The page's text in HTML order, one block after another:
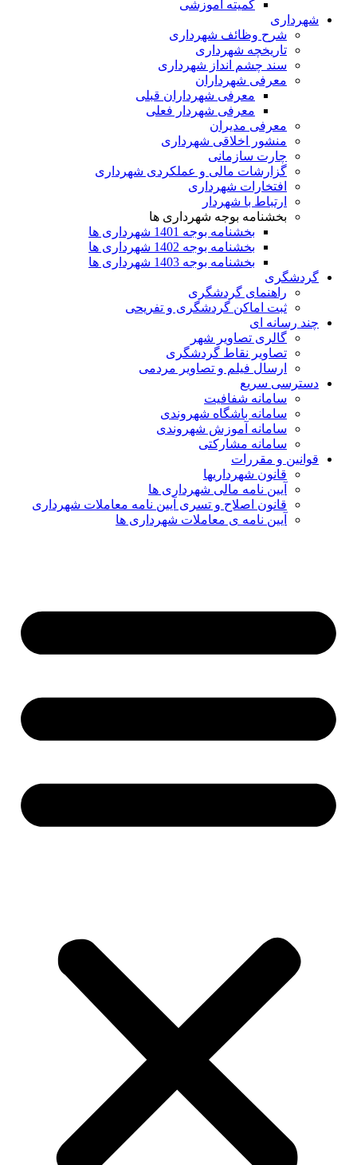
کمیته آموزشی
شهرداری
شرح وظائف شهرداری
تاریخچه شهرداری
سند چشم انداز شهرداری
معرفی شهرداران
معرفی شهرداران قبلی
معرفی شهردار فعلی
معرفی مدیران
منشور اخلاقی شهرداری
چارت سازمانی
گزارشات مالی و عملکردی شهرداری
افتخارات شهرداری
ارتباط با شهردار
بخشنامه بوجه شهرداری ها
بخشنامه بوجه 1401 شهرداری ها
بخشنامه بوجه 1402 شهرداری ها
بخشنامه بوجه 1403 شهرداری ها
گردشگری
راهنمای گردشگری
ثبت اماکن گردشگری و تفریحی
چند رسانه ای
گالری تصاویر شهر
تصاویر نقاط گردشگری
ارسال فیلم و تصاویر مردمی
دسترسی سریع
سامانه شفافیت
سامانه باشگاه شهروندی
سامانه آموزش شهروندی
سامانه مشارکتی
قوانین و مقررات
قانون شهرداریها
آیین نامه مالی شهرداری ها
قانون اصلاح و تسری آیین نامه معاملات شهرداری
آیین نامه ی معاملات شهرداری ها